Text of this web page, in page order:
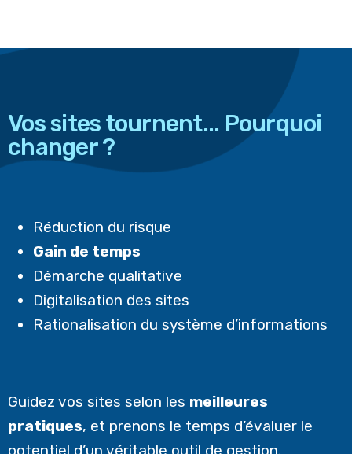
Vos sites tournent... Pourquoi
changer ?
Réduction du risque
Gain de temps
Démarche qualitative
Digitalisation des sites
Rationalisation du système d’informations
Guidez vos sites selon les meilleures
pratiques, et prenons le temps d’évaluer le
potentiel d’un véritable outil de gestion.